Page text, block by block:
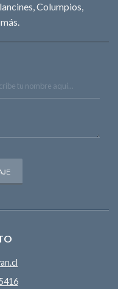
Columpios,